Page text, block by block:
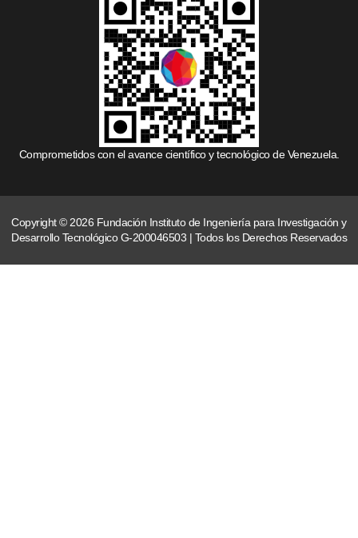
Comprometidos con el avance científico y tecnológico de Venezuela.
Copyright © 2026 Fundación Instituto de Ingeniería para Investigación y
Desarrollo Tecnológico G-200046503 | Todos los Derechos Reservados